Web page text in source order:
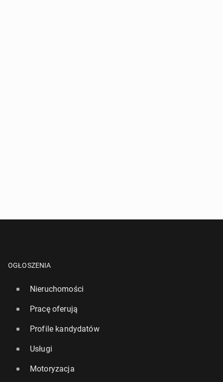
OGŁOSZENIA
Nieruchomości
Pracę oferują
Profile kandydatów
Usługi
Motoryzacja